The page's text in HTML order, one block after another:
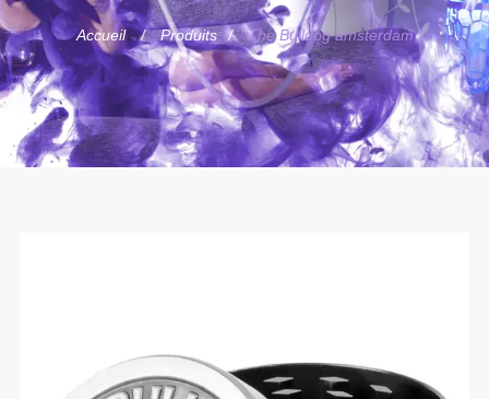
Accueil Produits The Bulldog amsterdam